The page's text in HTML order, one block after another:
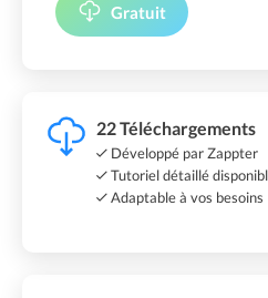
Gratuit
22 Téléchargements
Développé par Zappter
Tutoriel détaillé
Adaptable à vos besoins